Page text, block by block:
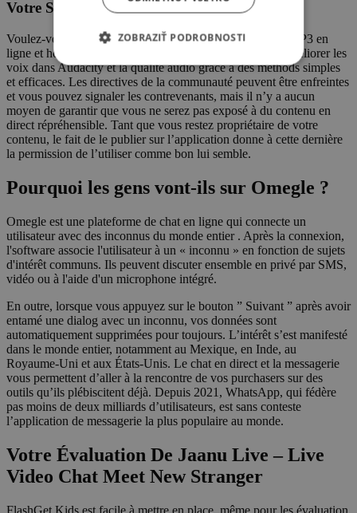
Votre Site Web ?
Voulez-vous savoir ce qu’est un outil de fractionnement MP3 en
ligne et hors ligne pour Windows et Mac ? Apprenez à améliorer les
voix dans Audacity et la qualité audio grâce à des methods simples
et efficaces. Les directives de la communauté peuvent être enfreintes
et vous pouvez signaler les contrevenants, mais il n’y a aucun
moyen de garantir que vous ne serez pas exposé à du contenu en
direct répréhensible. Tant que vous restez propriétaire de votre
contenu, le fait de le publier sur l’application donne à cette dernière
la permission de l’utiliser comme bon lui semble.
Pourquoi les gens vont-ils sur Omegle ?
Omegle est une plateforme de chat en ligne qui connecte un
utilisateur avec des inconnus du monde entier . Après la connexion,
l'software associe l'utilisateur à un « inconnu » en fonction de sujets
d'intérêt communs. Ils peuvent discuter ensemble en privé par SMS,
vidéo ou à l'aide d'un microphone intégré.
En outre, lorsque vous appuyez sur le bouton ” Suivant ” après avoir
entamé une dialog avec un inconnu, vos données sont
automatiquement supprimées pour toujours. L’intérêt s’est manifesté
dans le monde entier, notamment au Mexique, en Inde, au
Royaume-Uni et aux États-Unis. Le chat en direct et la messagerie
vous permettent d’aller à la rencontre de vos purchasers sur des
outils qu’ils plébiscitent déjà. Depuis 2021, WhatsApp, qui fédère
pas moins de deux milliards d’utilisateurs, est sans conteste
l’application de messagerie la plus populaire au monde.
Votre Évaluation De Jaanu Live – Live
Video Chat Meet New Stranger
FlashGet Kids est facile à mettre en place, même pour les évaluation
ZOBRAZIŤ PODROBNOSTI